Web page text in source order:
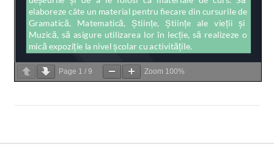
Page 1 / 9 Zoom 100%